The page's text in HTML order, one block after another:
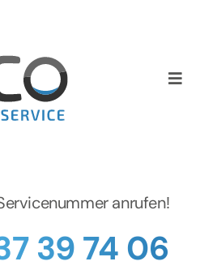
Toggle
Home
anrufen!
39 74 06